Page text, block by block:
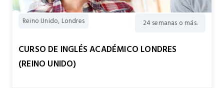
Reino Unido, Londres 24 semanas o más.
CURSO DE INGLÉS ACADÉMICO LONDRES
(REINO UNIDO)